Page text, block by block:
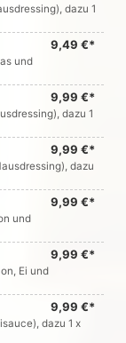
dazu 1
9,49 €*
und
9,99 €*
dazu 1
9,99 €*
dazu
9,99 €*
und
9,99 €*
Ei und
9,99 €*
dazu 1 x